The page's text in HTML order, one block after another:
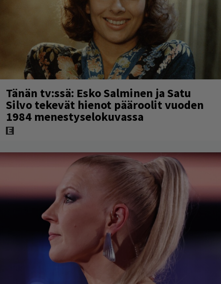
Tänän tv:ssä: Esko Salminen ja Satu
Silvo tekevät hienot pääroolit vuoden
1984 menestyselokuvassa